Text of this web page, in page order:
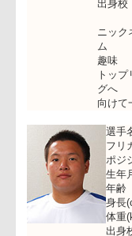
趣味
ーグへ
向けて
言
選
ポジ
生年
年齢
身長
体重
出